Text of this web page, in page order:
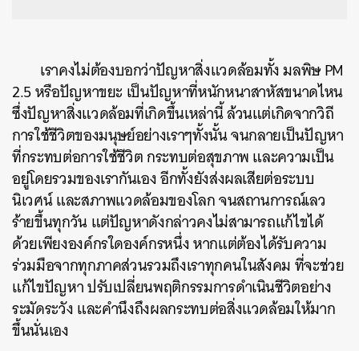
เราคงไม่ต้องบอกว่าปัญหาสิ่งแวดล้อมทั้ง มลพิษ PM
2.5 หรือปัญหาขยะ เป็นปัญหาที่หนักหนาสาหัสขนาดไหน
ซึ่งปัญหาสิ่งแวดล้อมที่เกิดขึ้นเหล่านี้ ล้วนแต่เกิดจากวิถี
การใช้ชีวิตของมนุษย์อย่างเราๆทั้งนั้น จนกลายเป็นปัญหา
ที่กระทบต่อการใช้ชีวิต กระทบต่อสุขภาพ และความเป็น
อยู่โดยรวมของเรากันเอง อีกทั้งยังส่งผลเสียต่อระบบ
นิเวศน์ และสภาพแวดล้อมของโลก จนสถานการณ์เลว
ร้ายขึ้นทุกวัน แต่ปัญหาดังกล่าวคงไม่สามารถแก้ไขได้
ด้วยเพียงองค์กรใดองค์กรหนึ่ง หากแต่ต้องได้รับความ
ร่วมมือจากทุกภาคส่วนรวมถึงเราทุกคนในสังคม ที่จะช่วย
แก้ไขปัญหา ปรับเปลี่ยนพฤติกรรมการดำเนินชีวิตอย่าง
ระมัดระวัง และคำนึงถึงผลกระทบต่อสิ่งแวดล้อมให้มาก
ขึ้นนั่นเอง